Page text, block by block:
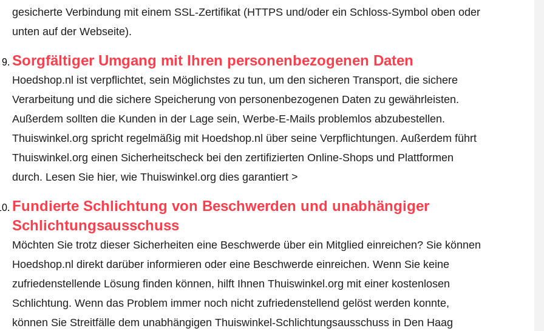
gesicherte Verbindung mit einem SSL-Zertifikat (HTTPS und/oder ein Schloss-Symbol oben oder
unten auf der Webseite).
Sorgfältiger Umgang mit Ihren personenbezogenen Daten
Hoedshop.nl ist verpflichtet, sein Möglichstes zu tun, um den sicheren Transport, die sichere
Verarbeitung und die sichere Speicherung von personenbezogenen Daten zu gewährleisten.
Außerdem sollten die Kunden in der Lage sein, Werbe-E-Mails problemlos abzubestellen.
Thuiswinkel.org spricht regelmäßig mit Hoedshop.nl über seine Verpflichtungen. Außerdem führt
Thuiswinkel.org einen Sicherheitscheck bei den zertifizierten Online-Shops und Plattformen
durch. Lesen Sie hier, wie Thuiswinkel.org dies garantiert >
Fundierte Schlichtung von Beschwerden und unabhängiger
Schlichtungsausschuss
Möchten Sie trotz dieser Sicherheiten eine Beschwerde über ein Mitglied einreichen? Sie können
Hoedshop.nl direkt darüber informieren oder eine Beschwerde einreichen. Wenn Sie keine
zufriedenstellende Lösung finden können, hilft Ihnen Thuiswinkel.org mit einer kostenlosen
Schlichtung. Wenn das Problem immer noch nicht zufriedenstellend gelöst werden konnte,
können Sie Streitfälle dem unabhängigen Thuiswinkel-Schlichtungsausschuss in Den Haag